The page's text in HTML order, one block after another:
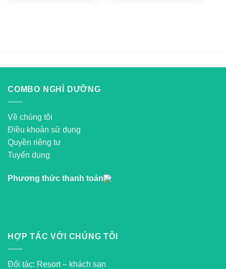
COMBO NGHỈ DƯỠNG
Về chúng tôi
Điều khoản sử dụng
Quyền riêng tư
Tuyển dụng
Phương thức thanh toán
HỢP TÁC VỚI CHÚNG TÔI
Đối tác: Resort – khách sạn